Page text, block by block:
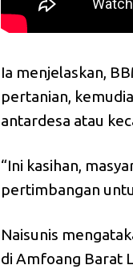
Ia menjelaskan,
pertanian,
antardesa atau
“Ini kasihan,
pertimbangan
Naisunis
di Amfoang Barat